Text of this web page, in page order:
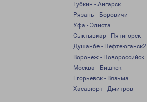
Губкин - Ангарск
Рязань - Боровичи
Уфа - Элиста
Сыктывкар - Пятигорск
Душанбе - Нефтеюганск2
Воронеж - Новороссийск
Москва - Бишкек
Егорьевск - Вязьма
Хасавюрт - Дмитров